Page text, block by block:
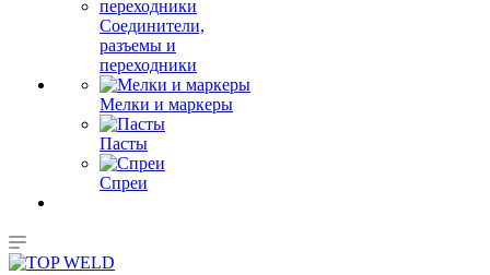
Соединители,
разъемы и
переходники
Мелки и маркеры
Пасты
Спреи